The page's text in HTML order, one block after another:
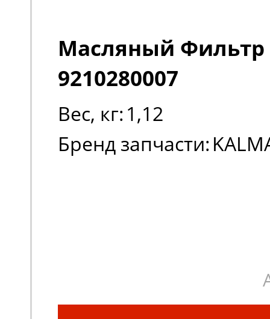
Масляный Фильтр
9210280007
Вес, кг: 1,12
Бренд запчасти: